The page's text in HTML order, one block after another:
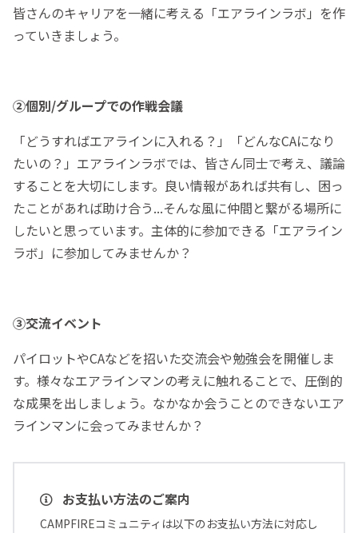
皆さんのキャリアを一緒に考える「エアラインラボ」を作
っていきましょう。
②個別/グループでの作戦会議
「どうすればエアラインに入れる？」「どんなCAになり
たいの？」エアラインラボでは、皆さん同士で考え、議論
することを大切にします。良い情報があれば共有し、困っ
たことがあれば助け合う...そんな風に仲間と繋がる場所に
したいと思っています。主体的に参加できる「エアライン
ラボ」に参加してみませんか？
③交流イベント
パイロットやCAなどを招いた交流会や勉強会を開催しま
す。様々なエアラインマンの考えに触れることで、圧倒的
な成果を出しましょう。なかなか会うことのできないエア
ラインマンに会ってみませんか？
お支払い方法のご案内
CAMPFIREコミュニティは以下のお支払い方法に対応し